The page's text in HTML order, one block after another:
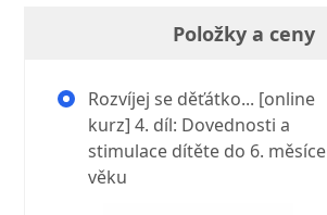
Položky a ceny
Rozvíjej se děťátko... [online
kurz] 4. díl: Dovednosti a
stimulace dítěte do 6. měsíce
věku